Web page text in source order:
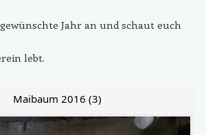
Jahr an und schaut euch
lebt.
Maibaum 2016 (3)